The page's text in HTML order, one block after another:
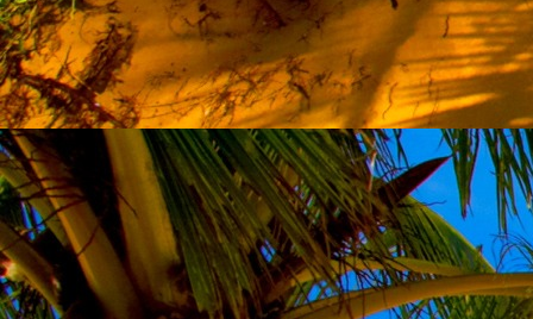
személyesen a
címen tudjátok
Kérelmeteket
amennyiben
ovi bejárata a
nyíló
Szeretettel